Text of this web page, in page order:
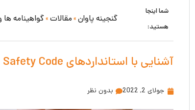
شما اینجا
هستید:
گنجینه پاوان » مقالات »گواهینامه ها
آشنایی با استانداردهای Life Safety Code ارائه شده توسط NFPA
جولای 2, 2022 بدون نظر